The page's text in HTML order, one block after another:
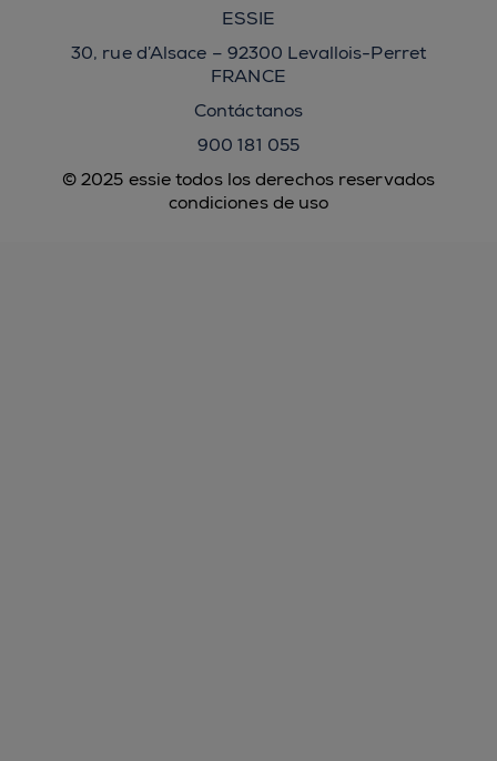
© 2025 essie todos los derechos reservados
condiciones de uso
ESSIE
30, rue d’Alsace – 92300 Levallois-Perret
FRANCE
Contáctanos
900 181 055